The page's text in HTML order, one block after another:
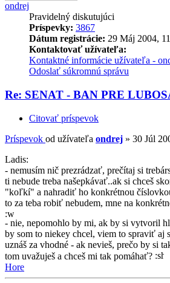
ondrej
Pravidelný diskutujúci
Príspevky: 3867
Dátum registrácie: 29 Máj 2004,
Kontaktovať užívateľa:
Kontaktné informácie užívateľa -
Odoslať súkromnú správu
Re: SENAT - BAN PRE
Citovať príspevok
Príspevok od užívateľa ondrej » 30 Júl
Ladis:
- nemusím nič prezrádzať, prečítaj si
ti nebude treba našepkávať..ak si chceš
"koľkí" a nahradiť ho konkrétnou
to za teba robiť nebudem, mne na
- nie, nepomohlo by mi, ak by si vytvoril
by som to niekey chcel, viem to spraviť aj
uznáš za vhodné - ak nevieš, prečo by si
tom uvažuješ a chceš mi tak pomáhať?
Hore